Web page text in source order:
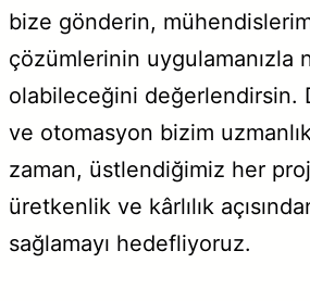
bize gönderin,
çözümlerinin uygulamanızla
olabileceğini değerlendirsin.
ve otomasyon bizim uzmanlık
zaman, üstlendiğimiz her
üretkenlik ve kârlılık
sağlamayı hedefliyoruz.